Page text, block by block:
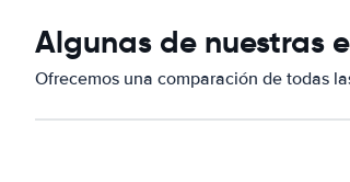
Algunas de nuestras
Ofrecemos una comparación de todas